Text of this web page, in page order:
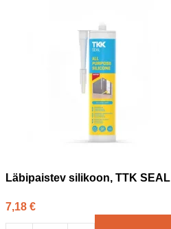
Läbipaistev silikoon, TTK SEAL
7,18 €